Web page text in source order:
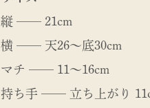
縦 ── 21cm
横 ── 天26〜底30cm
マチ ── 11〜16cm
持ち手 ── 立ち上がり